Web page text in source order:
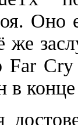
Оно
же
Far Cry
конце